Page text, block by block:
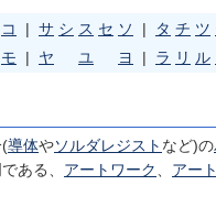
コ | サ シ ス セ ソ | タ チ ツ
モ | ヤ ユ ヨ | ラ リ ル
(導体やソルダレジスト など)の
ある、 アートワーク アー